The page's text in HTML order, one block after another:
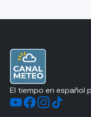
El tiempo en español